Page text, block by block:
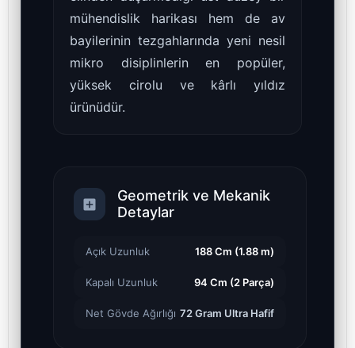
mühendislik harikası hem de av
bayilerinin tezgahlarında yeni nesil
mikro disiplinlerin en popüler,
yüksek cirolu ve kârlı yıldız
ürünüdür.
Geometrik ve Mekanik
Detaylar
Açık Uzunluk 188 Cm (1.88 m)
Kapalı Uzunluk 94 Cm (2 Parça)
Net Gövde Ağırlığı 72 Gram Ultra Hafif